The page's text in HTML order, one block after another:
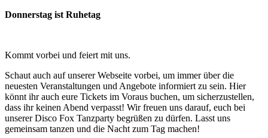
Donnerstag ist Ruhetag
Kommt vorbei und feiert mit uns.
Schaut auch auf unserer Webseite vorbei, um immer über die
neuesten Veranstaltungen und Angebote informiert zu sein. Hier
könnt ihr auch eure Tickets im Voraus buchen, um sicherzustellen,
dass ihr keinen Abend verpasst! Wir freuen uns darauf, euch bei
unserer Disco Fox Tanzparty begrüßen zu dürfen. Lasst uns
gemeinsam tanzen und die Nacht zum Tag machen!